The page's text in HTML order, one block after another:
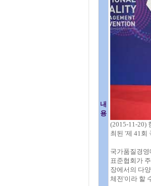
내
용
(2015-11-20)
최된 '제 41회
국가품질경
표준협회가
장에서의 다
체전'이라 할